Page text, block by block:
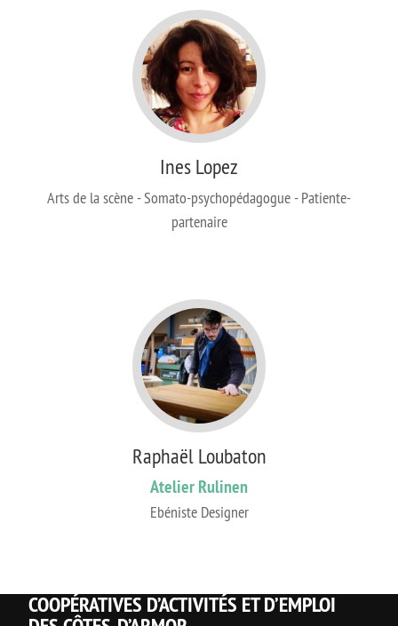
Ines Lopez
Arts de la scène - Somato-psychopédagogue - Patiente-
partenaire
Raphaël Loubaton
Atelier Rulinen
Ebéniste Designer
COOPÉRATIVES D’ACTIVITÉS ET D’EMPLOI